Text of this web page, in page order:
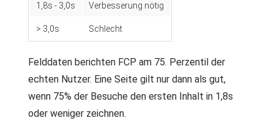
1,8s - 3,0s Verbesserung nötig
> 3,0s Schlecht
Felddaten berichten FCP am 75. Perzentil der
echten Nutzer. Eine Seite gilt nur dann als gut,
wenn 75% der Besuche den ersten Inhalt in 1,8s
oder weniger zeichnen.